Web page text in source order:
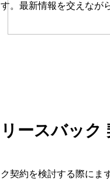
。最新情報を交えなが
ースバック
契約を検討する際に